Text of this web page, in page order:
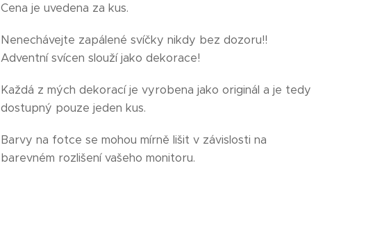
Cena je uvedena za kus.
Nenechávejte zapálené svíčky nikdy bez dozoru!!
Adventní svícen slouží jako dekorace!
Každá z mých dekorací je vyrobena jako originál a je tedy
dostupný pouze jeden kus.
Barvy na fotce se mohou mírně lišit v závislosti na
barevném rozlišení vašeho monitoru.